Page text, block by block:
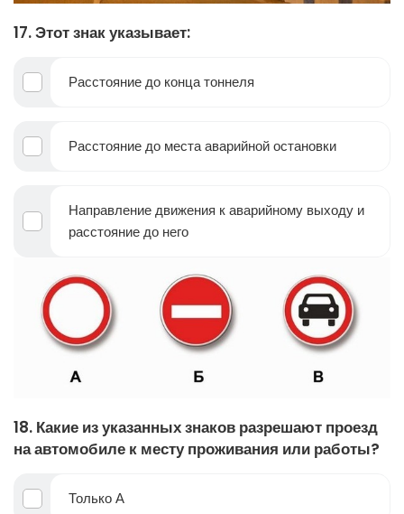
17. Этот знак указывает:
Расстояние до конца тоннеля
Расстояние до места аварийной остановки
Направление движения к аварийному выходу и
расстояние до него
18. Какие из указанных знаков разрешают проезд
на автомобиле к месту проживания или работы?
Только А